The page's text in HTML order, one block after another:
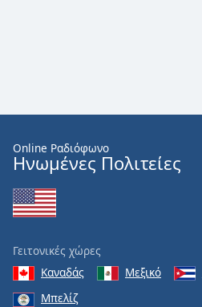
Online Ραδιόφωνο
Ηνωμένες Πολιτείες
Γειτονικές χώρες
Καναδάς
Μεξικό
Μπελίζ